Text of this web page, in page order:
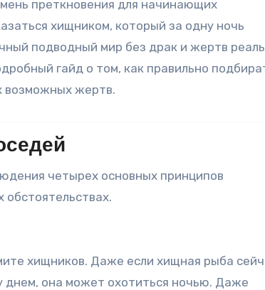
хищником, который за одну ночь
подводный мир без драк и жертв
гайд о том, как правильно
возможных жертв.
четырех основных принципов
обстоятельствах.
хищников. Даже если хищная рыба
днем, она может охотиться ночью. Даже